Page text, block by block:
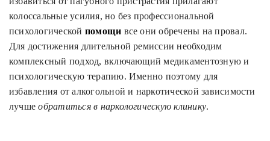
колоссальные усилия, но без профессиональной
психологической помощи все они обречены на провал.
Для достижения длительной ремиссии необходим
комплексный подход, включающий медикаментозную и
психологическую терапию. Именно поэтому для
избавления от алкогольной и наркотической зависимости
лучшеобратиться в наркологическую клинику.